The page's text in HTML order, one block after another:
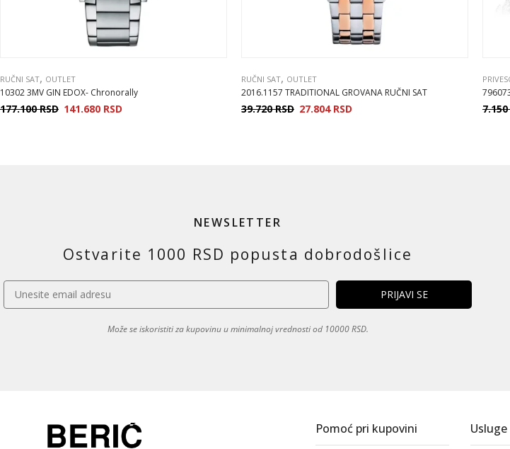
RUČNI SAT, OUTLET
10302 3MV GIN EDOX- Chronorally
177.100RSD 141.680 RSD
RUČNI SAT, OUTLET
2016.1157 TRADITIONAL GROVANA RUČNI SAT
39.720RSD 27.804 RSD 7.150
NEWSLETTER
Ostvarite 1000 RSD popusta dobrodošlice
Može se iskoristiti za kupovinu u minimalnoj vrednosti od 10000 RSD.
Pomoć pri kupovini Usluge